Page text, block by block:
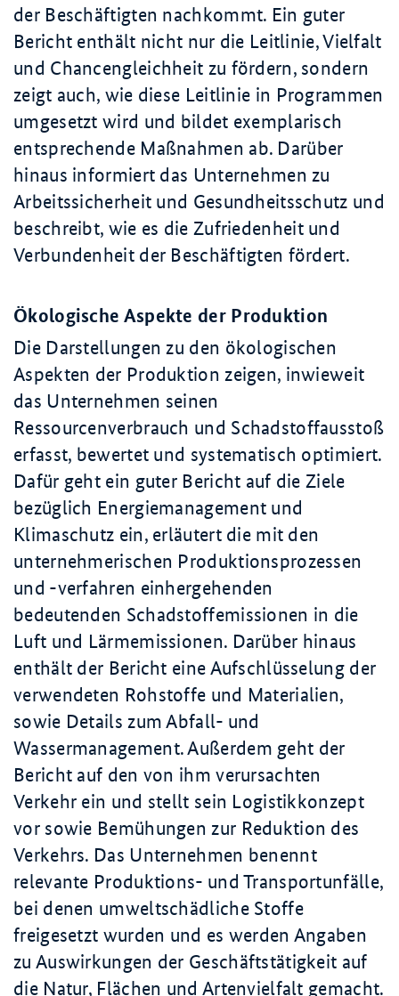
der Beschäftigten nachkommt. Ein guter
Bericht enthält nicht nur die Leitlinie, Vielfalt
und Chancengleichheit zu fördern, sondern
zeigt auch, wie diese Leitlinie in Programmen
umgesetzt wird und bildet exemplarisch
entsprechende Maßnahmen ab. Darüber
hinaus informiert das Unternehmen zu
Arbeitssicherheit und Gesundheitsschutz und
beschreibt, wie es die Zufriedenheit und
Verbundenheit der Beschäftigten fördert.
Ökologische Aspekte der Produktion
Die Darstellungen zu den ökologischen
Aspekten der Produktion zeigen, inwieweit
das Unternehmen seinen
Ressourcenverbrauch und Schadstoffausstoß
erfasst, bewertet und systematisch optimiert.
Dafür geht ein guter Bericht auf die Ziele
bezüglich Energiemanagement und
Klimaschutz ein, erläutert die mit den
unternehmerischen Produktionsprozessen
und -verfahren einhergehenden
bedeutenden Schadstoffemissionen in die
Luft und Lärmemissionen. Darüber hinaus
enthält der Bericht eine Aufschlüsselung der
verwendeten Rohstoffe und Materialien,
sowie Details zum Abfall- und
Wassermanagement. Außerdem geht der
Bericht auf den von ihm verursachten
Verkehr ein und stellt sein Logistikkonzept
vor sowie Bemühungen zur Reduktion des
Verkehrs. Das Unternehmen benennt
relevante Produktions- und Transportunfälle,
bei denen umweltschädliche Stoffe
freigesetzt wurden und es werden Angaben
zu Auswirkungen der Geschäftstätigkeit auf
die Natur, Flächen und Artenvielfalt gemacht.